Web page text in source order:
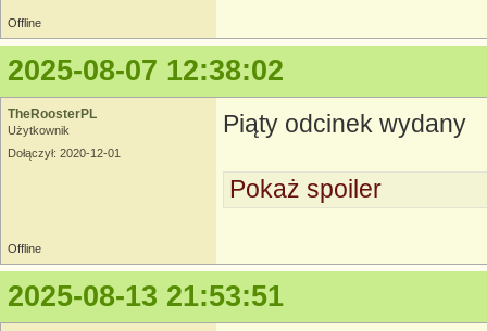
Offline
2025-08-07 12:38:02
TheRoosterPL
Użytkownik
Dołączył: 2020-12-01
Piąty odcinek wydany
Pokaż spoiler
Offline
2025-08-13 21:53:51